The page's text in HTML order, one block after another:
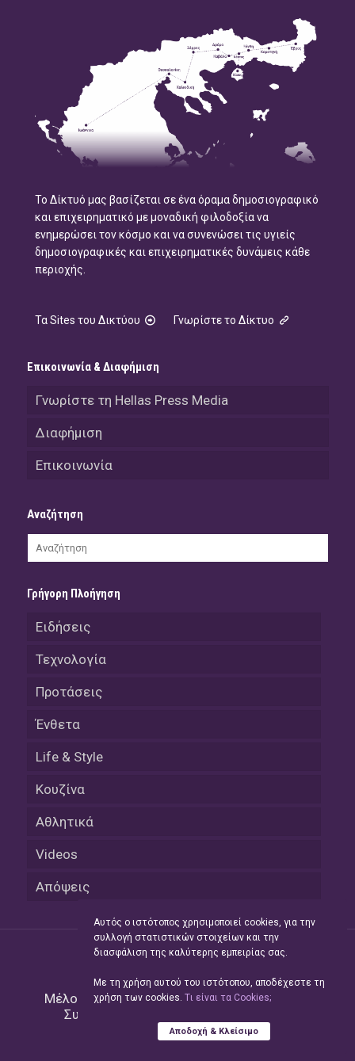
Το Δίκτυό μας βασίζεται σε ένα όραμα δημοσιογραφικό
και επιχειρηματικό με μοναδική φιλοδοξία να
ενημερώσει τον κόσμο και να συνενώσει τις υγιείς
δημοσιογραφικές και επιχειρηματικές δυνάμεις κάθε
περιοχής.
Τα Sites του Δικτύου Γνωρίστε το Δίκτυο
Επικοινωνία & Διαφήμιση
Γνωρίστε τη Hellas Press Media
Διαφήμιση
Επικοινωνία
Αναζήτηση
Γρήγορη Πλοήγηση
Ειδήσεις
Τεχνολογία
Προτάσεις
Ένθετα
Life & Style
Κουζίνα
Αθλητικά
Videos
Απόψεις
Μέλος του Δικτύου τηςHellas Press Media
Συντήρηση και Ανάπτυξη
Αυτός ο ιστότοπος χρησιμοποιεί cookies, για την
συλλογή στατιστικών στοιχείων και την
διασφάλιση της καλύτερης εμπειρίας σας.
Με τη χρήση αυτού του ιστότοπου, αποδέχεστε τη
χρήση των cookies. Tι είναι τα Cookies;
Αποδοχή & Κλείσιμο